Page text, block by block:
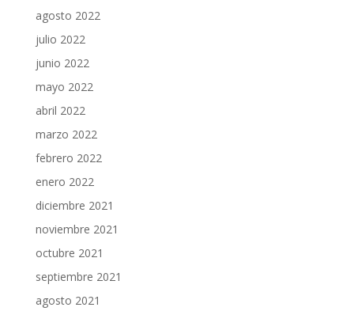
agosto 2022
julio 2022
junio 2022
mayo 2022
abril 2022
marzo 2022
febrero 2022
enero 2022
diciembre 2021
noviembre 2021
octubre 2021
septiembre 2021
agosto 2021